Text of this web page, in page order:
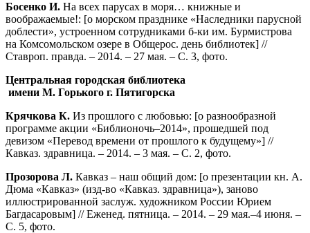
Босенко И. На всех парусах в моря… книжные и
воображаемые!: [о морском празднике «Наследники парусной
доблести», устроенном сотрудниками б-ки им. Бурмистрова
на Комсомольском озере в Общерос. день библиотек] //
Ставроп. правда. – 2014. – 27 мая. – С. 3, фото.
Центральная городская библиотека
имени М. Горького г. Пятигорска
Крячкова К. Из прошлого с любовью: [о разнообразной
программе акции «Библионочь–2014», прошедшей под
девизом «Перевод времени от прошлого к будущему»] //
Кавказ. здравница. – 2014. – 3 мая. – С. 2, фото.
Прозорова Л. Кавказ – наш общий дом: [о презентации кн. А.
Дюма «Кавказ» (изд-во «Кавказ. здравница»), заново
иллюстрированной заслуж. художником России Юрием
Багдасаровым] // Еженед. пятница. – 2014. – 29 мая.–4 июня. –
С. 5, фото.